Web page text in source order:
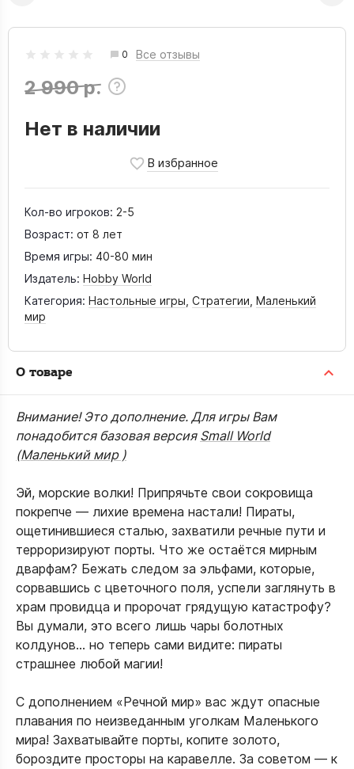
0 Все отзывы
2 990 р.
Нет в наличии
Кол-во игроков: 2-5
Возраст: от 8 лет
Время игры: 40-80 мин
Издатель: Hobby World
Категория: Настольные игры Стратегии Маленький
мир
О товаре
Внимание! Это дополнение. Для игры Вам
понадобится базовая версия Small World
(Маленький мир )
Эй, морские волки! Припрячьте свои сокровища
покрепче — лихие времена настали! Пираты,
ощетинившиеся сталью, захватили речные пути и
терроризируют порты. Что же остаётся мирным
дварфам? Бежать следом за эльфами, которые,
сорвавшись с цветочного поля, успели заглянуть в
храм провидца и пророчат грядущую катастрофу?
Вы думали, это всего лишь чары болотных
колдунов… но теперь сами видите: пираты
страшнее любой магии!
С дополнением «Речной мир» вас ждут опасные
плавания по неизведанным уголкам Маленького
мира! Захватывайте порты, копите золото,
бороздите просторы на каравелле. За советом — к